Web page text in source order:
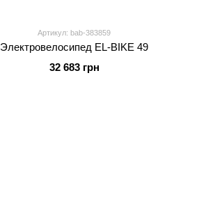
Артикул: bab-383859
Электровелосипед EL-BIKE 49
32 683 грн